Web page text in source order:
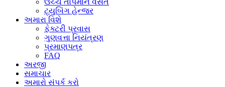
ઉચ્ચ તાપમાન વસંત
ટ્યુબિંગ હેન્જર
અમારા વિશે
ફેક્ટરી પ્રવાસ
ગુણવત્તા નિયંત્રણ
પ્રમાણપત્ર
FAQ
અરજી
સમાચાર
અમારો સંપર્ક કરો